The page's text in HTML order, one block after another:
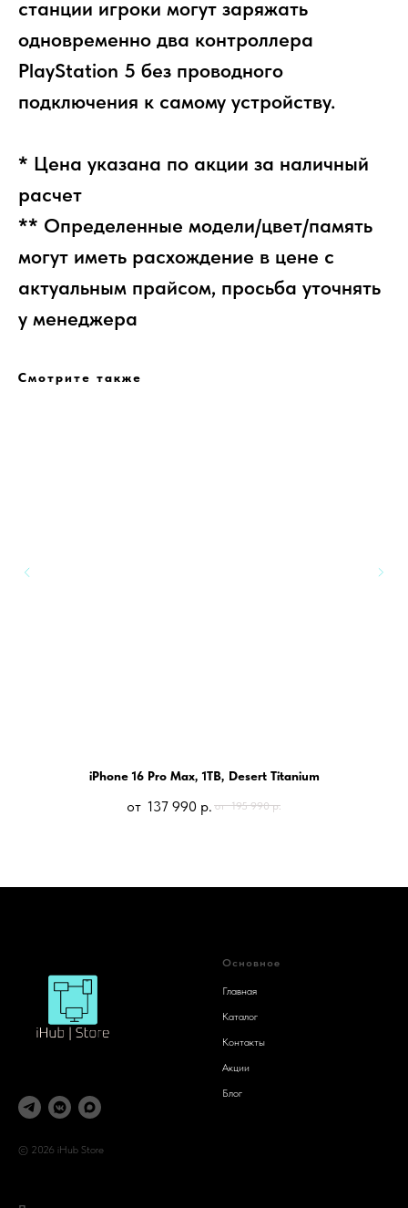
станции игроки могут заряжать
одновременно два контроллера
PlayStation 5 без проводного
подключения к самому устройству.
* Цена указана по акции за наличный
расчет
** Определенные модели/цвет/память
могут иметь расхождение в цене с
актуальным прайсом, просьба уточнять
у менеджера
Смотрите также
iPhone 16 Pro Max, 1TB, Desert Titanium
137 990 р. 195 990 р.
© 2026 iHub Store
Основное
Главная
Каталог
Контакты
Акции
Блог